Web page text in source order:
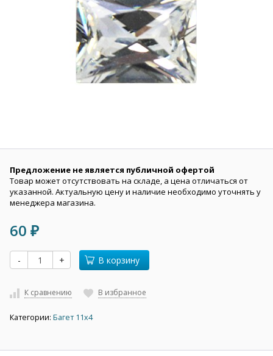
Предложение не является публичной офертой
Товар может отсутствовать на складе, а цена отличаться от
указанной. Актуальную цену и наличие необходимо уточнять у
менеджера магазина.
60 ₽
- + В корзину
К сравнению В избранное
Категории: Багет 11х4